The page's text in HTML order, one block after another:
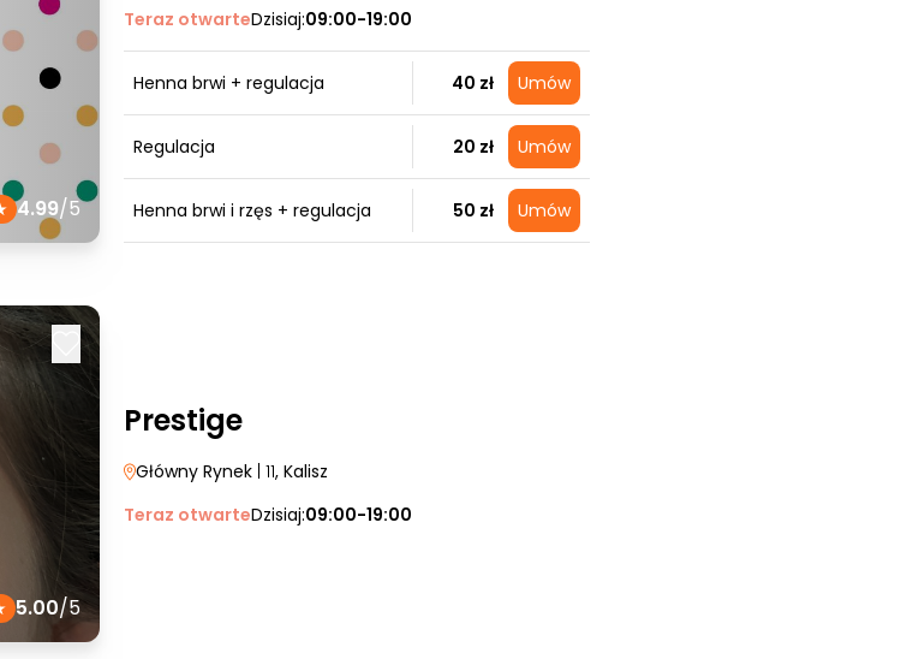
4.99/5
Teraz otwarteDzisiaj:09:00-19:00
Henna brwi + regulacja 40 zł Umów
Regulacja 20 zł Umów
Henna brwi i rzęs + regulacja 50 zł Umów
5.00/5
Prestige
Główny Rynek | 11, Kalisz
Teraz otwarteDzisiaj:09:00-19:00